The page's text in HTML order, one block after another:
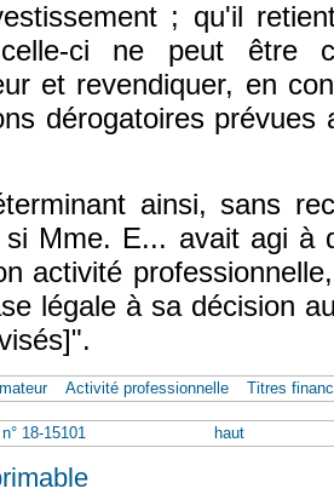
; qu'il
ci ne peut être
et revendiquer, en
dérogatoires
ainsi, sans
si Mme. E... avait agi à
activité
légale à sa décision
Activité professionnelle Titres
18-15101 haut